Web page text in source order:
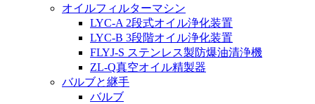
オイルフィルターマシン
LYC-A 2段式オイル浄化装置
LYC-B 3段階オイル浄化装置
FLYJ-S ステンレス製防爆油清浄機
ZL-Q真空オイル精製器
バルブと継手
バルブ